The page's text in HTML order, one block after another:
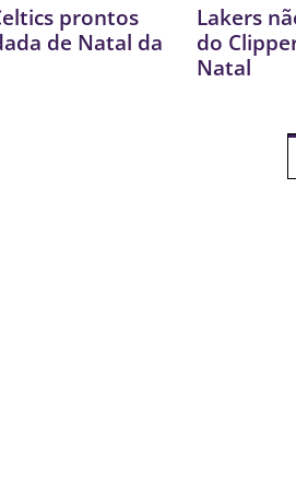
prontos
de Natal da
Lakers
do
Natal